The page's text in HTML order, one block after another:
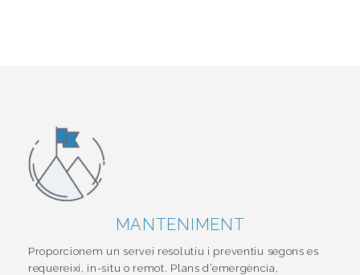
MANTENIMENT
Proporcionem un servei resolutiu i preventiu segons es
requereixi, in-situ o remot. Plans d’emergència,